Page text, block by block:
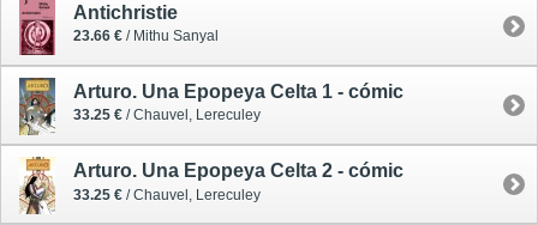
Antichristie
23.66 € / Mithu Sanyal
Arturo. Una Epopeya Celta 1 - cómic
33.25 € / Chauvel, Lereculey
Arturo. Una Epopeya Celta 2 - cómic
33.25 € / Chauvel, Lereculey